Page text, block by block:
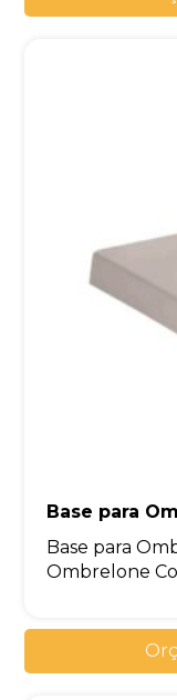
Base para
Base para
Ombrelone